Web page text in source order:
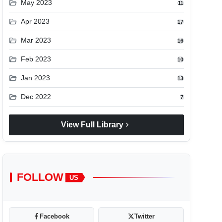
folder_open May 2023 11
folder_open Apr 2023 17
folder_open Mar 2023 16
folder_open Feb 2023 10
folder_open Jan 2023 13
folder_open Dec 2022 7
View Full Library chevron_right
FOLLOW US
Facebook Twitter